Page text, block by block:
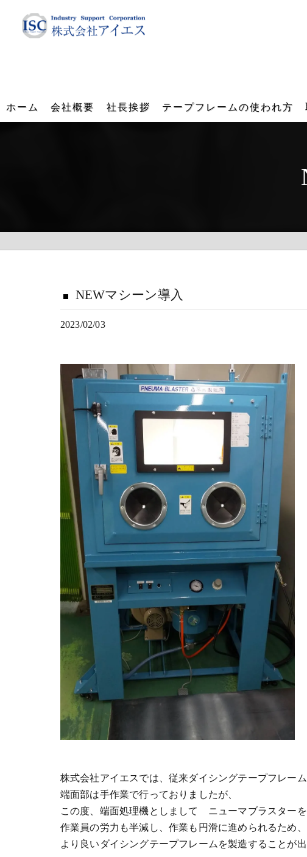
ホーム 会社概要 社長挨拶 テープフレームの使われ方
NEWマシーン導入
2023/02/03
株式会社アイエスでは、従来ダイシングテープフレー
端面部は手作業で行っておりましたが、
この度、端面処理機としまして ニューマブラスターを
作業員の労力も半減し、作業も円滑に進められるため、
より良いダイシングテープフレームを製造することが